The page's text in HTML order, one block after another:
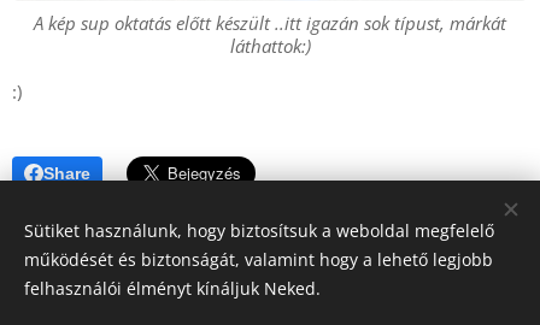
A kép sup oktatás előtt készült ..itt igazán sok típust, márkát
láthattok:)
:)
Share
Sütiket használunk, hogy biztosítsuk a weboldal megfelelő
működését és biztonságát, valamint hogy a lehető legjobb
felhasználói élményt kínáljuk Neked.